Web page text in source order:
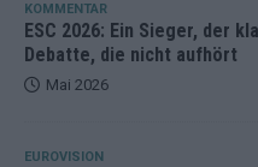
KOMMENTAR
ESC 2026: Ein Sieger, der
Debatte, die nicht aufhört
Mai 2026
EUROVISION